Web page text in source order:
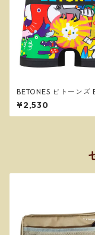
BETONES ビトーンズ
BLACK メンズ フリー
ボクサーパンツ ※ネコ
送料無料※
¥2,530